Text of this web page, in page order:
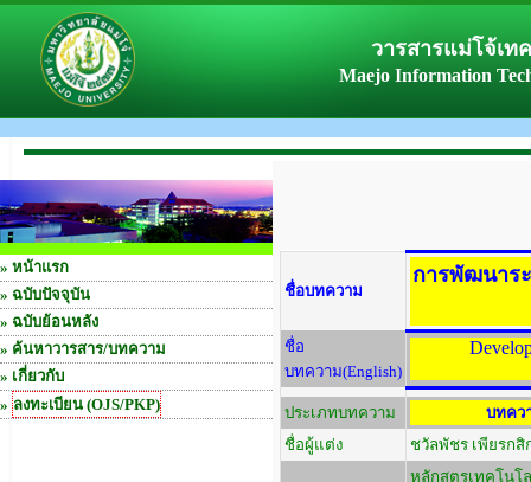
วารสารแม่โจ้เท
Maejo Information
» หน้าแรก
» ฉบับปัจจุบัน
» ฉบับย้อนหลัง
» ค้นหาวารสาร/บทความ
» เกี่ยวกับ
» ลงทะเบียน (OJS/PKP)
ชื่อบทความ
การพัฒนาร
ชื่อ
บทความ(English)
ประเภทบทความ
บทคว
ชื่อผู้แต่ง
ชวัลพัชร เพียรกสิ
หลักสูตรเทคโนโ